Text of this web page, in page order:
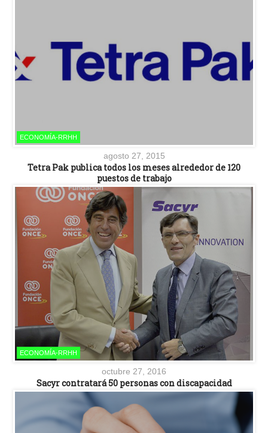
ECONOMÍA-RRHH
agosto 27, 2015
Tetra Pak publica todos los meses alrededor de 120
puestos de trabajo
ECONOMÍA-RRHH
octubre 27, 2016
Sacyr contratará 50 personas con discapacidad